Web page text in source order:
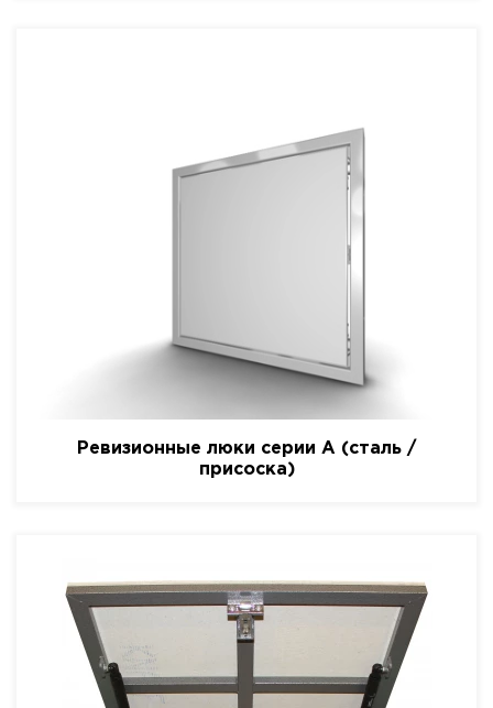
Ревизионные люки серии A (сталь /
присоска)